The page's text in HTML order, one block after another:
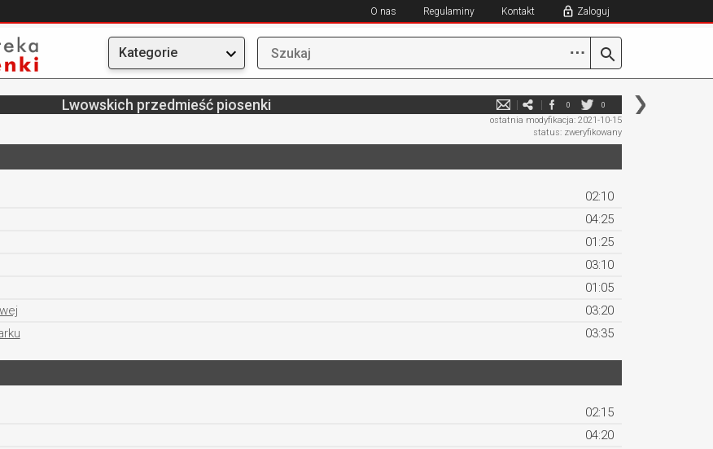
O nas Regulaminy Kontakt Zaloguj
Kategorie ⋯
Lwowskich przedmieść piosenki 0 0
ostatnia modyfikacja: 2021-10-15
status: zweryfikowany
02:10
04:25
01:25
03:10
01:05
03:20
03:35
02:15
04:20